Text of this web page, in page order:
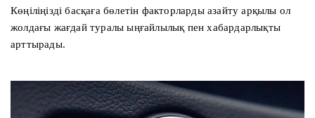
Көңіліңізді басқаға бөлетін факторларды азайту арқылы ол
жолдағы жағдай туралы ыңғайлылық пен хабардарлықты
арттырады.